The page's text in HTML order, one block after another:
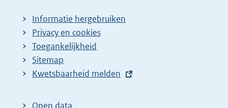
Informatie hergebruiken
Privacy en cookies
Toegankelijkheid
Sitemap
E
t
Kwetsbaarheid melden
Open data